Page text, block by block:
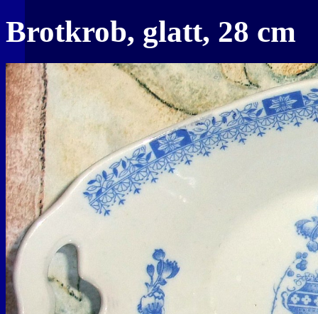
Brotkrob, glatt, 28 cm